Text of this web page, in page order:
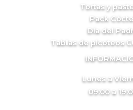
Tortas y
Pack
Día del
Tablas de picoteos
Lunes a
09:00 a